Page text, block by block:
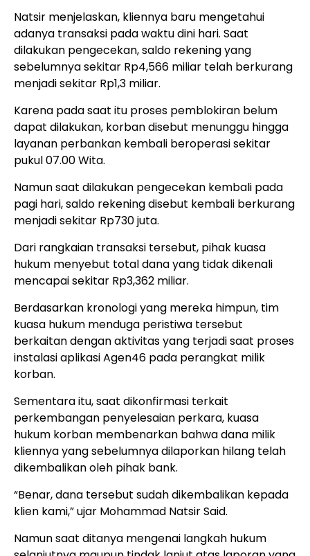
Natsir menjelaskan, kliennya baru mengetahui
adanya transaksi pada waktu dini hari. Saat
dilakukan pengecekan, saldo rekening yang
sebelumnya sekitar Rp4,566 miliar telah berkurang
menjadi sekitar Rp1,3 miliar.
Karena pada saat itu proses pemblokiran belum
dapat dilakukan, korban disebut menunggu hingga
layanan perbankan kembali beroperasi sekitar
pukul 07.00 Wita.
Namun saat dilakukan pengecekan kembali pada
pagi hari, saldo rekening disebut kembali berkurang
menjadi sekitar Rp730 juta.
Dari rangkaian transaksi tersebut, pihak kuasa
hukum menyebut total dana yang tidak dikenali
mencapai sekitar Rp3,362 miliar.
Berdasarkan kronologi yang mereka himpun, tim
kuasa hukum menduga peristiwa tersebut
berkaitan dengan aktivitas yang terjadi saat proses
instalasi aplikasi Agen46 pada perangkat milik
korban.
Sementara itu, saat dikonfirmasi terkait
perkembangan penyelesaian perkara, kuasa
hukum korban membenarkan bahwa dana milik
kliennya yang sebelumnya dilaporkan hilang telah
dikembalikan oleh pihak bank.
“Benar, dana tersebut sudah dikembalikan kepada
klien kami,” ujar Mohammad Natsir Said.
Namun saat ditanya mengenai langkah hukum